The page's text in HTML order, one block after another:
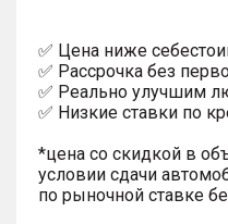
✅ Цена ниже
✅ Рассрочка без
✅ Реально улучшим
✅ Низкие ставки по
*цена со скидкой в
условии сдачи
по рыночной ставке